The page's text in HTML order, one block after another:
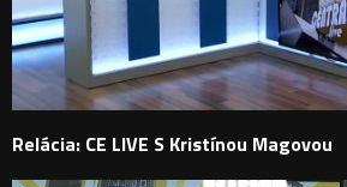
Relácia: CE LIVE S Kristínou Magovou